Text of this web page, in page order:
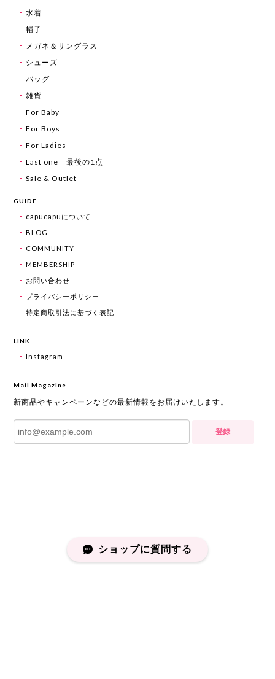
水着
帽子
メガネ＆サングラス
シューズ
バッグ
雑貨
For Baby
For Boys
For Ladies
Last one 最後の1点
Sale & Outlet
GUIDE
capucapuについて
BLOG
COMMUNITY
MEMBERSHIP
お問い合わせ
プライバシーポリシー
特定商取引法に基づく表記
LINK
Instagram
Mail Magazine
新商品やキャンペーンなどの最新情報をお届けいたします。
登録
ショップに質問する